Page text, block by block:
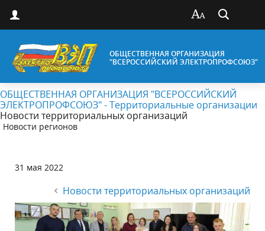
ОБЩЕСТВЕННАЯ ОРГАНИЗАЦИЯ
"ВСЕРОССИЙСКИЙ ЭЛЕКТРОПРОФСОЮЗ"
ОБЩЕСТВЕННАЯ ОРГАНИЗАЦИЯ "ВСЕРОССИЙСКИЙ
ЭЛЕКТРОПРОФСОЮЗ" - Территориальные организации
Новости территориальных организаций
Новости регионов
31 мая 2022
Новости территориальных организаций